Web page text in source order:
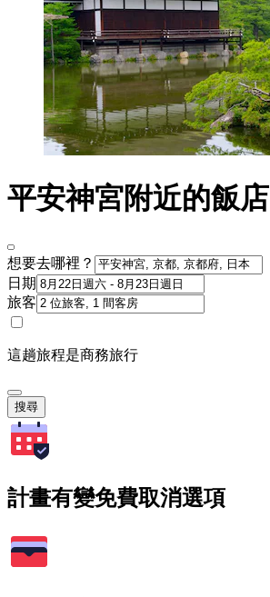
平安神宮附近的飯店
想要去哪裡？
日期
旅客
這趟旅程是商務旅行
搜尋
計畫有變免費取消選項